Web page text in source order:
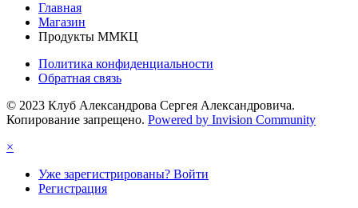
Главная
Магазин
Продукты ММКЦ
Политика конфиденциальности
Обратная связь
© 2023 Клуб Александрова Сергея Александровича.
Копирование запрещено. Powered by Invision Community
×
Уже зарегистрированы? Войти
Регистрация